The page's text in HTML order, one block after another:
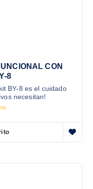
CON
8
BY-8 es el cuidado
necesitan!